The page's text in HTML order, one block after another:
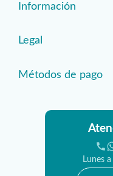
Información
Legal
Métodos de pago
Lunes